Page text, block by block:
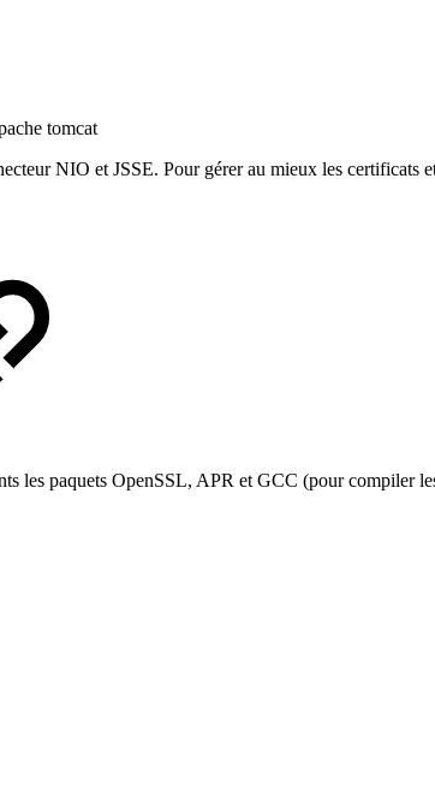
tomcat
NIO et JSSE. Pour gérer au mieux les
les paquets OpenSSL, APR et GCC (pour compiler